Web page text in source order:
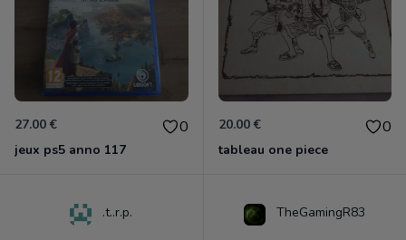
27.00 € 0
jeux ps5 anno 117
20.00 € 0
tableau one piece
.t..r.p. TheGamingR83